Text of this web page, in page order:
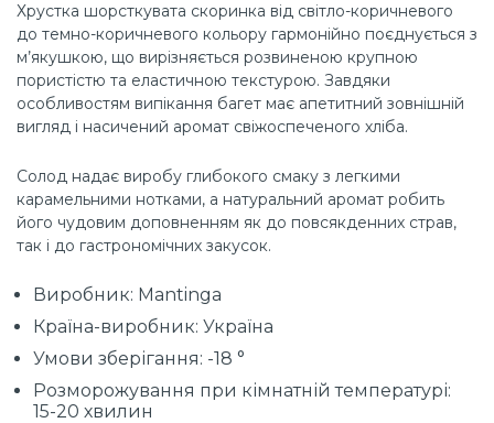
Хрустка шорсткувата скоринка від світло-коричневого
до темно-коричневого кольору гармонійно поєднується з
м’якушкою, що вирізняється розвиненою крупною
пористістю та еластичною текстурою. Завдяки
особливостям випікання багет має апетитний зовнішній
вигляд і насичений аромат свіжоспеченого хліба.
Солод надає виробу глибокого смаку з легкими
карамельними нотками, а натуральний аромат робить
його чудовим доповненням як до повсякденних страв,
так і до гастрономічних закусок.
Виробник: Mantinga
Країна-виробник: Україна
Умови зберігання: -18 °
Розморожування при кімнатній температурі:
15-20 хвилин